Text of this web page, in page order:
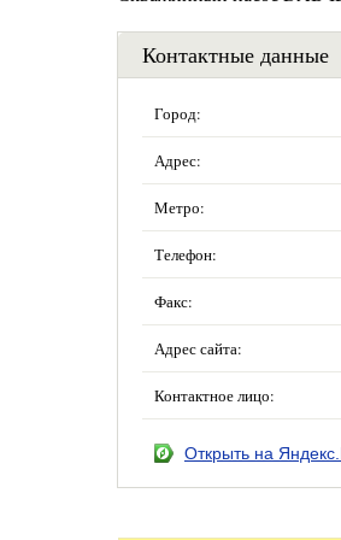
Контактные данные
Город:
Адрес:
Метро:
Телефон:
Факс:
Адрес сайта:
Контактное лицо:
Открыть на